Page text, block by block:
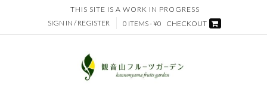
content
THIS SITE IS A WORK IN PROGRESS
SIGN IN / REGISTER
0 ITEMS - ¥0 CHECKOUT